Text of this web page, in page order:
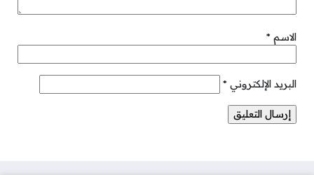
الاسم *
البريد الإلكتروني *